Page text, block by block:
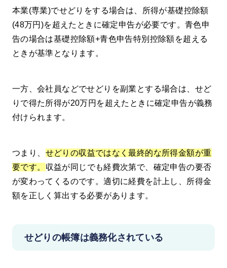
本業(専業)でせどりをする場合は、所得が基礎控除額
(48万円)を超えたときに確定申告が必要です。青色申
告の場合は基礎控除額+青色申告特別控除額を超える
ときが基準となります。
一方、会社員などでせどりを副業とする場合は、せど
りで得た所得が20万円を超えたときに確定申告が義務
付けられます。
つまり、 せどりの収益ではなく最終的な所得金額が重
要です。 収益が同じでも経費次第で、確定申告の要否
が変わってくるのです。適切に経費を計上し、所得金
額を正しく算出する必要があります。
せどりの帳簿は義務化されている